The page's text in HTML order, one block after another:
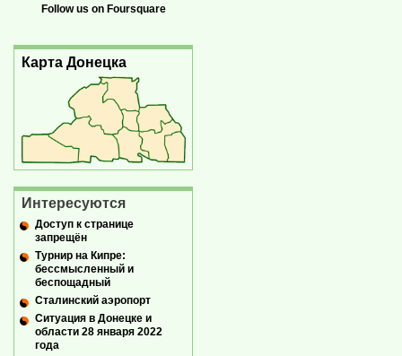
Follow us on Foursquare
Карта Донецка
Интересуются
Доступ к странице
запрещён
Турнир на Кипре:
бессмысленный и
беспощадный
Сталинский аэропорт
Ситуация в Донецке и
области 28 января 2022
года